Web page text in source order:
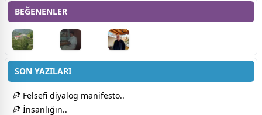
BEĞENENLER
SON YAZILARI
Felsefi diyalog manifesto..
İnsanlığın..